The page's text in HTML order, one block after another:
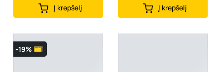
Į krepšelį Į krepšelį
-19%